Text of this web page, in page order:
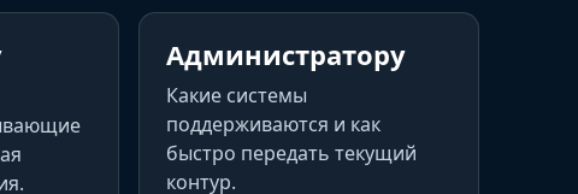
Администратору
Какие системы
поддерживаются и как
быстро передать текущий
контур.